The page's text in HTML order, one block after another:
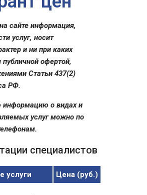
сайте информация,
услуг, носит
и ни при каких
публичной офертой,
Статьи 437(2)
РФ.
информацию о видах и
услуг можно по
специалистов
услуги Цена (руб.)